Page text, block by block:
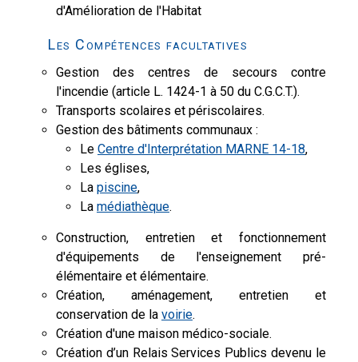
d'Amélioration de l'Habitat
Les Compétences facultatives
Gestion des centres de secours contre
l'incendie (article L. 1424-1 à 50 du C.G.C.T.).
Transports scolaires et périscolaires.
Gestion des bâtiments communaux :
Le Centre d'Interprétation MARNE 14-18,
Les églises,
La piscine,
La médiathèque.
Construction, entretien et fonctionnement
d'équipements de l'enseignement pré-
élémentaire et élémentaire.
Création, aménagement, entretien et
conservation de la voirie.
Création d'une maison médico-sociale.
Création d’un Relais Services Publics devenu le